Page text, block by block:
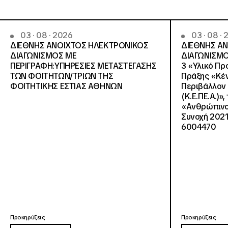
03 · 08 · 2026
ΔΙΕΘΝΗΣ ΑΝΟΙΧΤΟΣ ΗΛΕΚΤΡΟΝΙΚΟΣ
ΔΙΑΓΩΝΙΣΜΟΣ ΜΕ
ΠΕΡΙΓΡΑΦΗ:ΥΠΗΡΕΣΙΕΣ METAΣΤΕΓΑΣΗΣ
ΤΩΝ ΦΟΙΤΗΤΩΝ/ΤΡΙΩΝ ΤΗΣ
ΦΟΙΤΗΤΙΚΗΣ ΕΣΤΙΑΣ ΑΘΗΝΩΝ
Προκηρύξεις
03 · 08 ·
ΔΙΕΘΝΗΣ
3 «Υλικό
Πράξης
Περιβάλλον
(Κ.Ε.ΠΕ.Α.)»,
«Ανθρώπινο
Συνοχή
6004470
Προκηρύξεις